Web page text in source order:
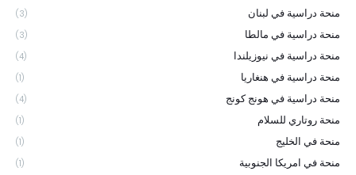
منحة دراسية في لبنان (3)
منحة دراسية في مالطا (3)
منحة دراسية في نيوزيلندا (4)
منحة دراسية في هنغاريا (1)
منحة دراسية في هونج كونج (4)
منحة روتاري للسلام (1)
منحة في الخليج (1)
منحة في امريكا الجنوبية (1)